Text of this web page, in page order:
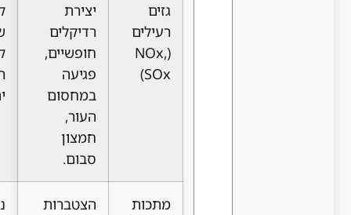
יצירת
רדיקלים
חופשיים,
פגיעה
קרקפת
שמנונית,
קשקשים,
רגישות
יתר, גירוד.
הצטברות
נשירת